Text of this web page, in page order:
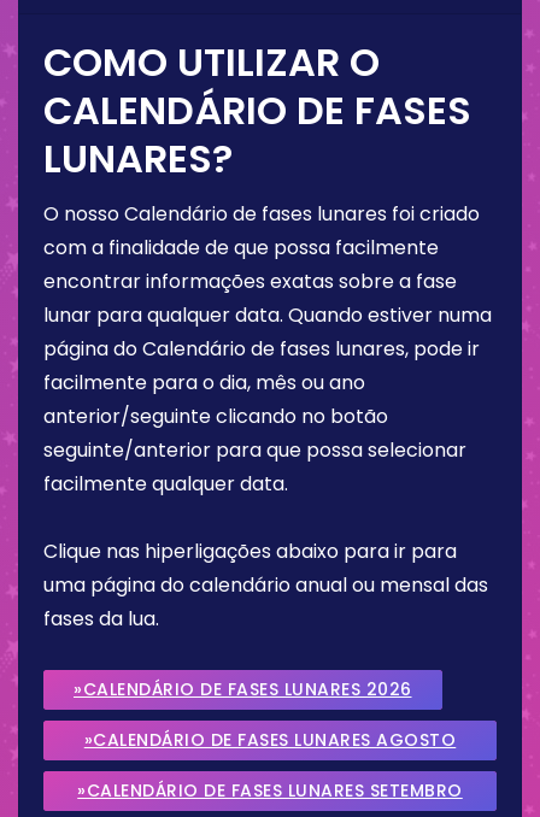
COMO UTILIZAR O
CALENDÁRIO DE FASES
LUNARES?
O nosso Calendário de fases lunares foi criado
com a finalidade de que possa facilmente
encontrar informações exatas sobre a fase
lunar para qualquer data. Quando estiver numa
página do Calendário de fases lunares, pode ir
facilmente para o dia, mês ou ano
anterior/seguinte clicando no botão
seguinte/anterior para que possa selecionar
facilmente qualquer data.
Clique nas hiperligações abaixo para ir para
uma página do calendário anual ou mensal das
fases da lua.
»CALENDÁRIO DE FASES LUNARES 2026
»CALENDÁRIO DE FASES LUNARES AGOSTO
2026
»CALENDÁRIO DE FASES LUNARES SETEMBRO